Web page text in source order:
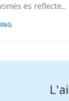
es reflecte...